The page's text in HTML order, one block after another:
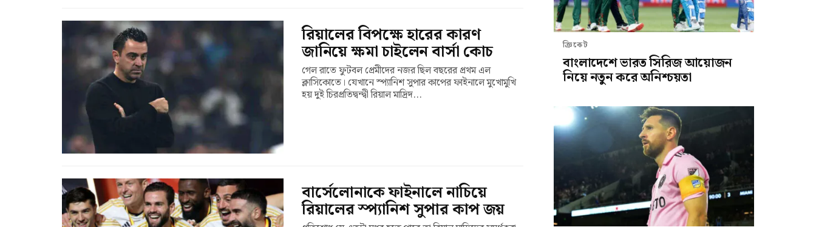
রিয়ালের বিপক্ষে হারের কারণ
জানিয়ে ক্ষমা চাইলেন বার্সা কোচ
গেল রাতে ফুটবল প্রেমীদের নজর ছিল বছরের প্রথম এল
ক্লাসিকোতে। যেখানে স্প্যানিশ সুপার কাপের ফাইনালে মুখোমুখি
হয় দুই চিরপ্রতিদ্বন্দ্বী রিয়াল মাদ্রিদ...
বার্সেলোনাকে ফাইনালে নাচিয়ে
রিয়ালের স্প্যানিশ সুপার কাপ জয়
ক্রিকেট
বাংলাদেশে ভারত সিরিজ আয়োজন
নিয়ে নতুন করে অনিশ্চয়তা